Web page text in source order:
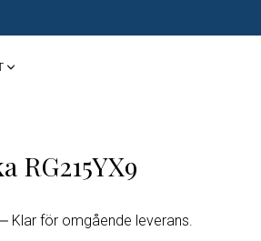
GUESS
NOBEL by BILLGREN
RG215YX9
Klar för omgående leverans.